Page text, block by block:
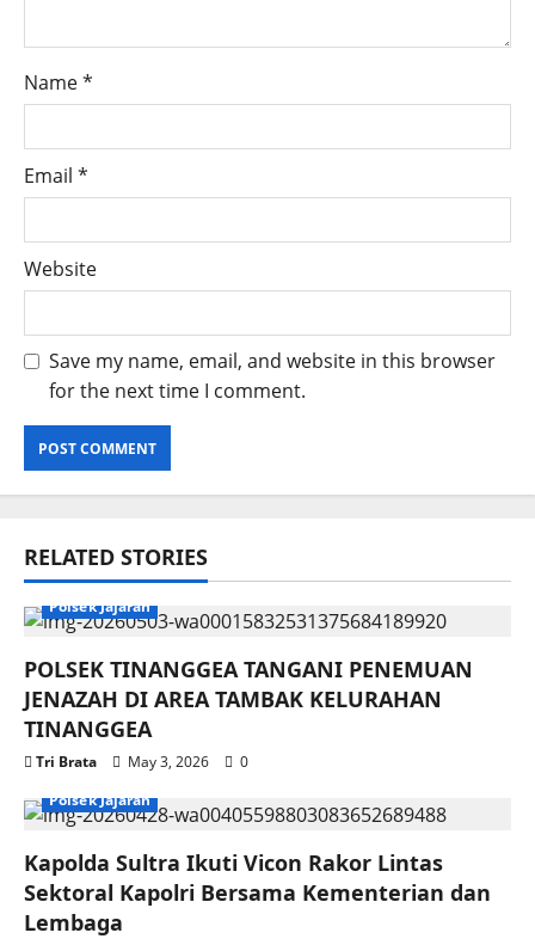
Name*
Email *
Website
Save my name, email, and website in this browser
for the next time I comment.
RELATED STORIES
Polsek Jajaran
POLSEK TINANGGEA TANGANI PENEMUAN
JENAZAH DI AREA TAMBAK KELURAHAN
TINANGGEA
Tri Brata May 3, 2026
0
Polsek Jajaran
Kapolda Sultra Ikuti Vicon Rakor Lintas
Sektoral Kapolri Bersama Kementerian dan
Lembaga